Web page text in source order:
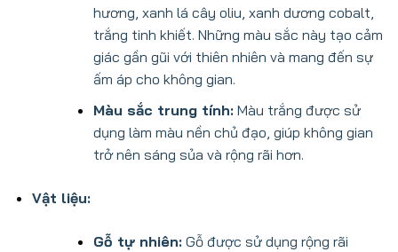
hương, xanh lá cây oliu, xanh dương cobalt,
trắng tinh khiết. Những màu sắc này tạo cảm
giác gần gũi với thiên nhiên và mang đến sự
ấm áp cho không gian.
Màu sắc trung tính:Màu trắng được sử
dụng làm màu nền chủ đạo, giúp không gian
trở nên sáng sủa và rộng rãi hơn.
Vật liệu:
Gỗ tự nhiên:Gỗ được sử dụng rộng rãi